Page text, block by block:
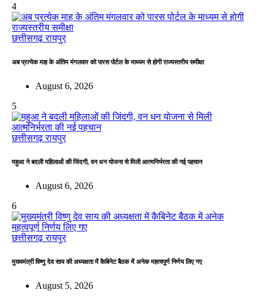
4
छत्तीसगढ़रायपुर
अब प्रत्येक माह के अंतिम मंगलवार को पारस पोर्टल के माध्यम से होगी राज्यस्तरीय समीक्षा
August 6, 2026
5
छत्तीसगढ़रायपुर
महुआ ने बदली महिलाओं की जिंदगी, वन धन योजना से मिली आत्मनिर्भरता की नई पहचान
August 6, 2026
6
छत्तीसगढ़रायपुर
मुख्यमंत्री विष्णु देव साय की अध्यक्षता में कैबिनेट बैठक में अनेक महत्वपूर्ण निर्णय लिए गए
August 5, 2026